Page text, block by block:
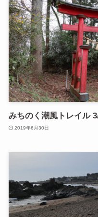
みちのく潮風トレイル
2019年6月30日